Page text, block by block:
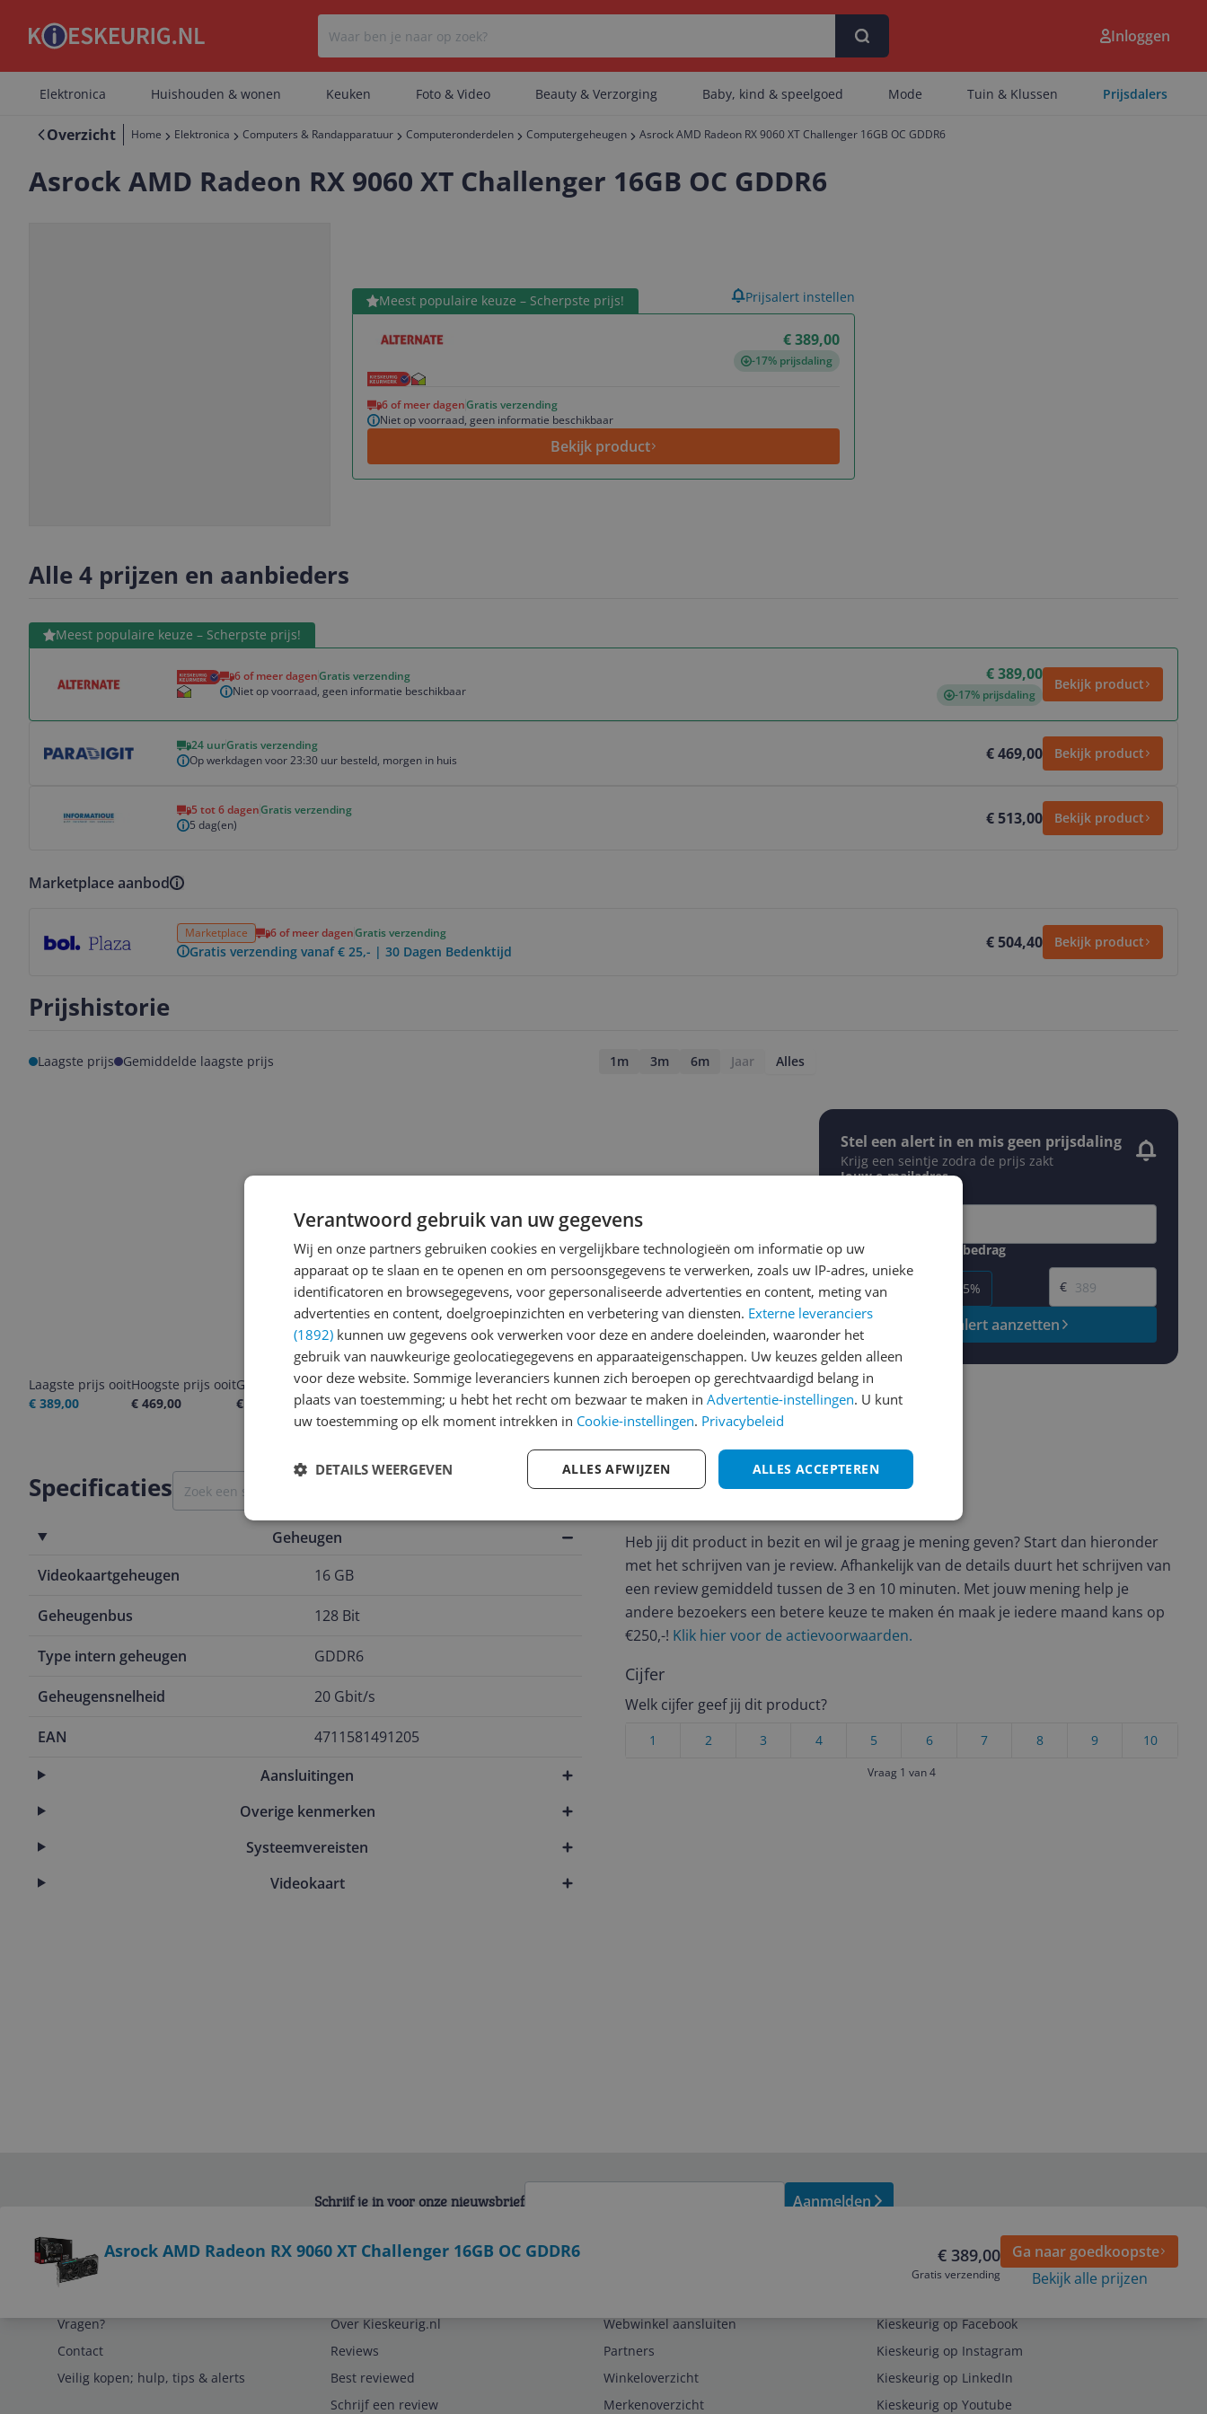
Er zijn geen categorieën gevonden.
Er zijn geen artikelen gevonden.
Inloggen
Elektronica Huishouden & wonen Keuken Foto & Video Beauty & Verzorging Baby, kind & speelgoed Mode Tuin & Klussen Prijsdalers
Overzicht Home Elektronica Computers & Randapparatuur Computeronderdelen Computergeheugen Asrock AMD Radeon RX 9060 XT Challenger 16GB OC GDDR6
Asrock AMD Radeon RX 9060 XT Challenger 16GB OC GDDR6
Meest populaire keuze – Scherpste prijs!
€ 389,00
-17% prijsdaling
6 of meer dagenGratis verzending
Niet op voorraad, geen informatie beschikbaar
Bekijk product
Bekijk product Prijsalert instellen
Alle 4 prijzen en aanbieders
Meest populaire keuze – Scherpste prijs!
6 of meer dagenGratis verzending
Niet op voorraad, geen informatie beschikbaar
€ 389,00
-17% prijsdaling
Bekijk product
Bekijk product
24 uurGratis verzending
Op werkdagen voor 23:30 uur besteld, morgen in huis
€ 469,00 Bekijk product
5 tot 6 dagenGratis verzending
5 dag(en)
€ 513,00 Bekijk product
Marketplace aanbod
Marketplace 6 of meer dagenGratis verzending
Gratis verzending vanaf € 25,- | 30 Dagen Bedenktijd € 504,40 Bekijk product
Prijshistorie
Laagste prijs Gemiddelde laagste prijs 1m 3m 6m Jaar Alles
Laagste prijs ooit
€ 389,00
Hoogste prijs ooit
€ 469,00
Goedkoopste nu
€ 389,00
Laatste prijsupdate
06-08-2026
Stel een alert in en mis geen prijsdaling
Krijg een seintje zodra de prijs zakt
Jouw e-mailadres
Gewenste daling of bedrag
-5% -15%
Gewenste prijs
€
Prijsalert aanzetten
Specificaties
Geheugen
Videokaartgeheugen
16 GB
Geheugenbus 128 Bit
Type intern geheugen GDDR6
Geheugensnelheid 20 Gbit/s
EAN
4711581491205
Aansluitingen
Overige kenmerken
Systeemvereisten
Videokaart
Reviews
Heb jij dit product in bezit en wil je graag je mening geven? Start dan hieronder
met het schrijven van je review. Afhankelijk van de details duurt het schrijven van
een review gemiddeld tussen de 3 en 10 minuten. Met jouw mening help je
andere bezoekers een betere keuze te maken én maak je iedere maand kans op
€250,-! Klik hier voor de actievoorwaarden.
Cijfer
Welk cijfer geef jij dit product?
10
9
8
7
6
5
4
3
2
1
Vraag 1 van 4
Asrock AMD Radeon RX 9060 XT Challenger 16GB OC GDDR6 € 389,00
Gratis verzending
Ga naar goedkoopste
Bekijk alle prijzen
Schrijf je in voor onze nieuwsbrief Aanmelden
Vragen?
Contact
Veilig kopen; hulp, tips & alerts
Over Kieskeurig.nl
Reviews
Best reviewed
Schrijf een review
Webwinkel aansluiten
Partners
Winkeloverzicht
Merkenoverzicht
Kieskeurig op Facebook
Kieskeurig op Instagram
Kieskeurig op LinkedIn
Kieskeurig op Youtube
Verantwoord gebruik van uw gegevens
Wij en onze partners gebruiken cookies en vergelijkbare technologieën om informatie op uw
apparaat op te slaan en te openen en om persoonsgegevens te verwerken, zoals uw IP-adres, unieke
identificatoren en browsegegevens, voor gepersonaliseerde advertenties en content, meting van
advertenties en content, doelgroepinzichten en verbetering van diensten. Externe leveranciers
(1892) kunnen uw gegevens ook verwerken voor deze en andere doeleinden, waaronder het
gebruik van nauwkeurige geolocatiegegevens en apparaateigenschappen. Uw keuzes gelden alleen
voor deze website. Sommige leveranciers kunnen zich beroepen op gerechtvaardigd belang in
plaats van toestemming; u hebt het recht om bezwaar te maken in Advertentie-instellingen. U kunt
uw toestemming op elk moment intrekken in Cookie-instellingen. Privacybeleid
ALLES ACCEPTEREN
ALLES AFWIJZEN
DETAILS WEERGEVEN